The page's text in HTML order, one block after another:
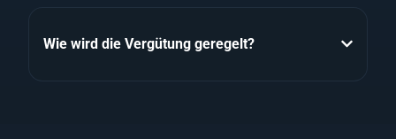
Wie wird die Vergütung geregelt?